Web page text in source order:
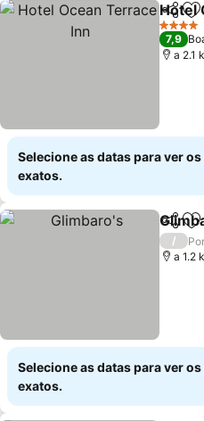
Hotel
4 Estrelas
7,9
a 2.1
Selecione as datas para ver
exatos.
/
a 1.2
Selecione as datas para ver
exatos.